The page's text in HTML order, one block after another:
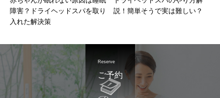
障害？ドライヘッドスパを取り
入れた解決策
説！簡単そうで実は難しい？
Reserve
ご予約